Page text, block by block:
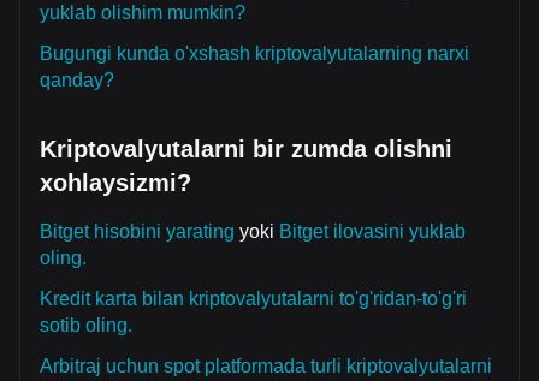
yuklab olishim mumkin?
Bugungi kunda o'xshash kriptovalyutalarning narxi
qanday?
Kriptovalyutalarni bir zumda olishni
xohlaysizmi?
Bitget hisobini yarating yoki Bitget ilovasini yuklab
oling.
Kredit karta bilan kriptovalyutalarni to'g'ridan-to'g'ri
sotib oling.
Arbitraj uchun spot platformada turli kriptovalyutalarni